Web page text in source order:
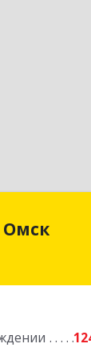
Омск
Бит, Омск
г,